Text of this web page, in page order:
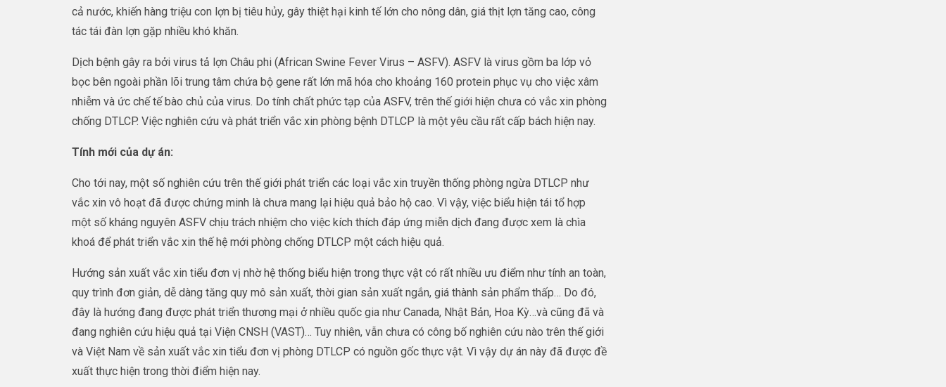
cả nước, khiến hàng triệu con lợn bị tiêu hủy, gây thiệt hại kinh tế lớn cho nông dân, giá thịt lợn tăng cao, công
tác tái đàn lợn gặp nhiều khó khăn.
Dịch bệnh gây ra bởi virus tả lợn Châu phi (African Swine Fever Virus – ASFV). ASFV là virus gồm ba lớp vỏ
bọc bên ngoài phần lõi trung tâm chứa bộ gene rất lớn mã hóa cho khoảng 160 protein phục vụ cho việc xâm
nhiễm và ức chế tế bào chủ của virus. Do tính chất phức tạp của ASFV, trên thế giới hiện chưa có vắc xin phòng
chống DTLCP. Việc nghiên cứu và phát triển vắc xin phòng bệnh DTLCP là một yêu cầu rất cấp bách hiện nay.
Tính mới của dự án:
Cho tới nay, một số nghiên cứu trên thế giới phát triển các loại vắc xin truyền thống phòng ngừa DTLCP như
vắc xin vô hoạt đã được chứng minh là chưa mang lại hiệu quả bảo hộ cao. Vì vậy, việc biểu hiện tái tổ hợp
một số kháng nguyên ASFV chịu trách nhiệm cho việc kích thích đáp ứng miễn dịch đang được xem là chìa
khoá để phát triển vắc xin thế hệ mới phòng chống DTLCP một cách hiệu quả.
Hướng sản xuất vắc xin tiểu đơn vị nhờ hệ thống biểu hiện trong thực vật có rất nhiều ưu điểm như tính an toàn,
quy trình đơn giản, dễ dàng tăng quy mô sản xuất, thời gian sản xuất ngắn, giá thành sản phẩm thấp… Do đó,
đây là hướng đang được phát triển thương mại ở nhiều quốc gia như Canada, Nhật Bản, Hoa Kỳ…và cũng đã và
đang nghiên cứu hiệu quả tại Viện CNSH (VAST)… Tuy nhiên, vẫn chưa có công bố nghiên cứu nào trên thế giới
và Việt Nam về sản xuất vắc xin tiểu đơn vị phòng DTLCP có nguồn gốc thực vật. Vì vậy dự án này đã được đề
xuất thực hiện trong thời điểm hiện nay.